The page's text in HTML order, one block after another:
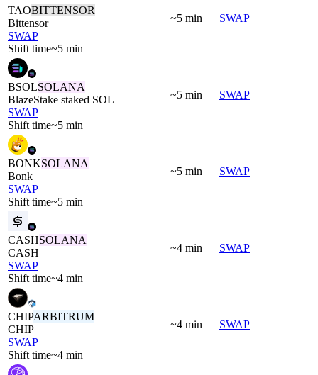
TAOBITTENSOR
Bittensor
SWAP
Shift time~5 min
~5 min SWAP
BSOLSOLANA
BlazeStake staked SOL
SWAP
Shift time~5 min
~5 min SWAP
BONKSOLANA
Bonk
SWAP
Shift time~5 min
~5 min SWAP
CASHSOLANA
CASH
SWAP
Shift time~4 min
~4 min SWAP
CHIPARBITRUM
CHIP
SWAP
Shift time~4 min
~4 min SWAP